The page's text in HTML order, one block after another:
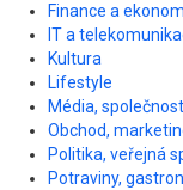
Finance a
IT a
Kultura
Lifestyle
Média,
Obchod,
Politika, veřejná
Potraviny,